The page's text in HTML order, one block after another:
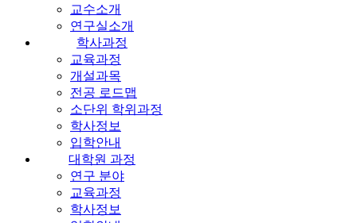
교수소개
연구실소개
학사과정
교육과정
개설과목
전공 로드맵
소단위 학위과정
학사정보
입학안내
대학원 과정
연구 분야
교육과정
학사정보